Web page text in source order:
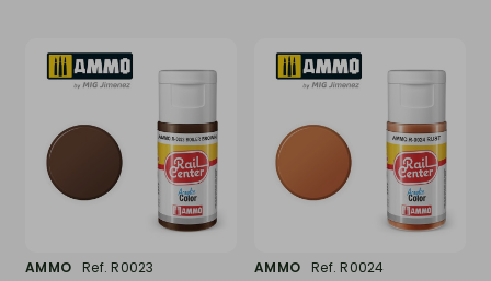
AMMO
Ref. R0023
AMMO
Ref. R0024